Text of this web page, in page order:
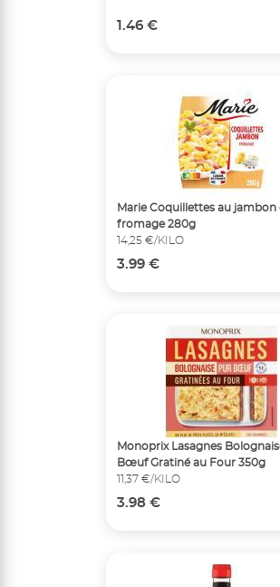
1.46 €
Marie Coquillettes au jambon
fromage 280g
14,25 €/KILO
3.99 €
Monoprix Lasagnes
Bœuf Gratiné au Four 350g
11,37 €/KILO
3.98 €